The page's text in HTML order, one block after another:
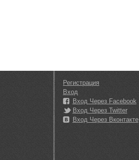
Регистрация
Вход
Вход Через Facebook
Вход Через Twitter
Вход Через Вконтакте